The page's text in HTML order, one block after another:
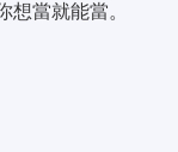
當就能當。